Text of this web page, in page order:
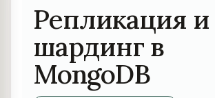
Репликация и
шардинг в
MongoDB